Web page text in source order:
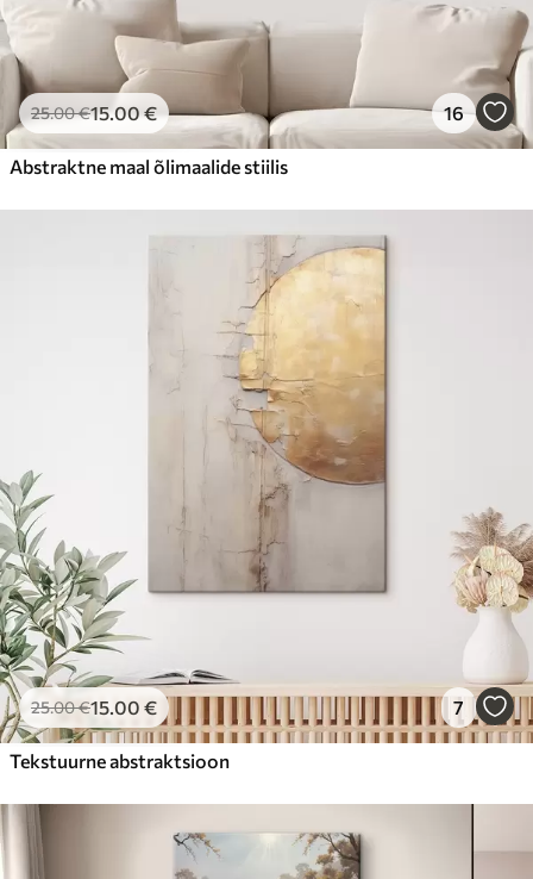
25.00€15.00€ 16
Abstraktne maal õlimaalide stiilis
25.00€15.00 € 7
Tekstuurne abstraktsioon